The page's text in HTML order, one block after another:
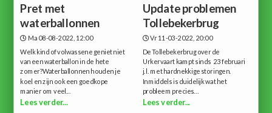
Pret met
waterballonnen
Ma 08-08-2022, 12:00
Welk kind of volwassene geniet niet
van een waterballon in de hete
zomer?Waterballonnen houden je
koel en zijn ook een goedkope
manier om veel...
Lees verder...
Update problemen
Tollebekerbrug
Vr 11-03-2022, 20:00
De Tollebekerbrug over de
Urkervaart kampt sinds 23 februari
j.l. met hardnekkige storingen.
Inmiddels is duidelijk wat het
probleem precies...
Lees verder...